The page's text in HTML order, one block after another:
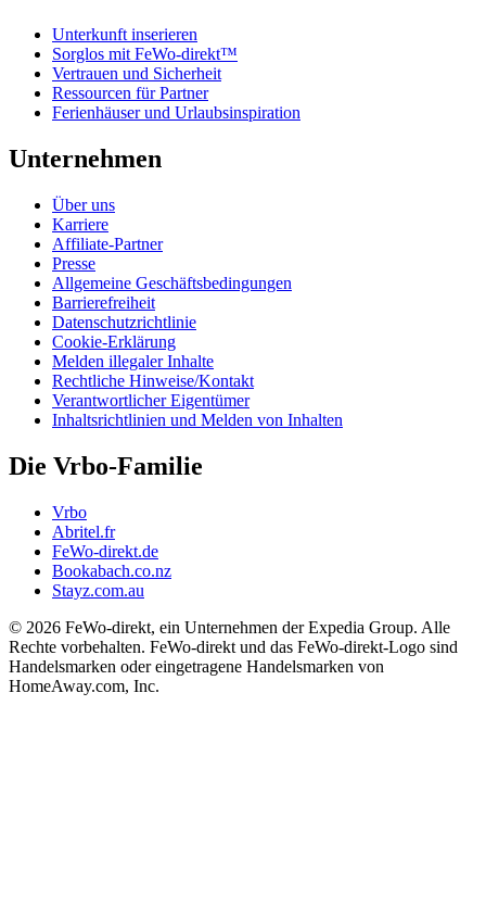
Unterkunft inserieren
Sorglos mit FeWo-direkt™
Vertrauen und Sicherheit
Ressourcen für Partner
Ferienhäuser und Urlaubsinspiration
Unternehmen
Über uns
Karriere
Affiliate-Partner
Presse
Allgemeine Geschäftsbedingungen
Barrierefreiheit
Datenschutzrichtlinie
Cookie-Erklärung
Melden illegaler Inhalte
Rechtliche Hinweise/Kontakt
Verantwortlicher Eigentümer
Inhaltsrichtlinien und Melden von Inhalten
Die Vrbo-Familie
Vrbo
Abritel.fr
FeWo-direkt.de
Bookabach.co.nz
Stayz.com.au
© 2026 FeWo-direkt, ein Unternehmen der Expedia Group. Alle
Rechte vorbehalten. FeWo-direkt und das FeWo-direkt-Logo sind
Handelsmarken oder eingetragene Handelsmarken von
HomeAway.com, Inc.